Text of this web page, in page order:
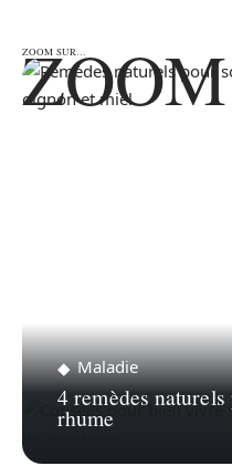
ZOOM SUR…
Maladie
4 remèdes
rhume